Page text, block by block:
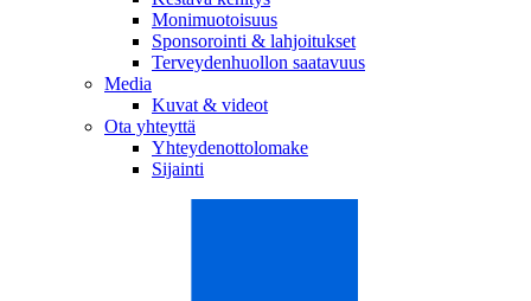
Monimuotoisuus
Sponsorointi & lahjoitukset
Terveydenhuollon saatavuus
Media
Kuvat & videot
Ota yhteyttä
Yhteydenottolomake
Sijainti